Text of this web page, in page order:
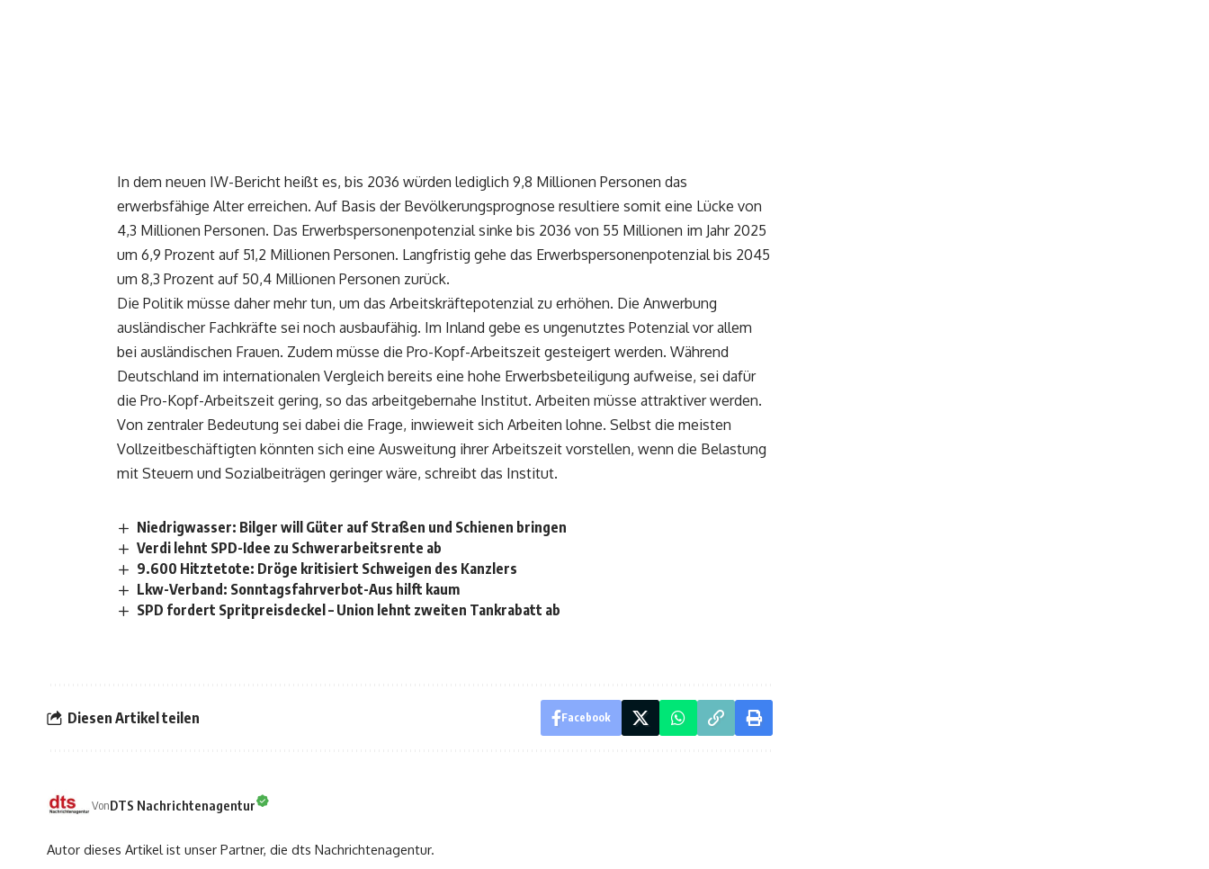
In dem neuen IW-Bericht heißt es, bis 2036 würden lediglich 9,8 Millionen Personen das
erwerbsfähige Alter erreichen. Auf Basis der Bevölkerungsprognose resultiere somit eine Lücke von
4,3 Millionen Personen. Das Erwerbspersonenpotenzial sinke bis 2036 von 55 Millionen im Jahr 2025
um 6,9 Prozent auf 51,2 Millionen Personen. Langfristig gehe das Erwerbspersonenpotenzial bis 2045
um 8,3 Prozent auf 50,4 Millionen Personen zurück.
Die Politik müsse daher mehr tun, um das Arbeitskräftepotenzial zu erhöhen. Die Anwerbung
ausländischer Fachkräfte sei noch ausbaufähig. Im Inland gebe es ungenutztes Potenzial vor allem
bei ausländischen Frauen. Zudem müsse die Pro-Kopf-Arbeitszeit gesteigert werden. Während
Deutschland im internationalen Vergleich bereits eine hohe Erwerbsbeteiligung aufweise, sei dafür
die Pro-Kopf-Arbeitszeit gering, so das arbeitgebernahe Institut. Arbeiten müsse attraktiver werden.
Von zentraler Bedeutung sei dabei die Frage, inwieweit sich Arbeiten lohne. Selbst die meisten
Vollzeitbeschäftigten könnten sich eine Ausweitung ihrer Arbeitszeit vorstellen, wenn die Belastung
mit Steuern und Sozialbeiträgen geringer wäre, schreibt das Institut.
Niedrigwasser: Bilger will Güter auf Straßen und Schienen bringen
Verdi lehnt SPD-Idee zu Schwerarbeitsrente ab
9.600 Hitztetote: Dröge kritisiert Schweigen des Kanzlers
Lkw-Verband: Sonntagsfahrverbot-Aus hilft kaum
SPD fordert Spritpreisdeckel – Union lehnt zweiten Tankrabatt ab
Diesen Artikel teilen Facebook
VonDTS Nachrichtenagentur
Autor dieses Artikel ist unser Partner, die dts Nachrichtenagentur.